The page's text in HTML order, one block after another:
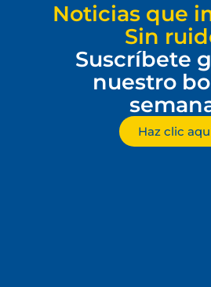
Noticias que
Sin
Suscríbete
nuestro
Haz clic